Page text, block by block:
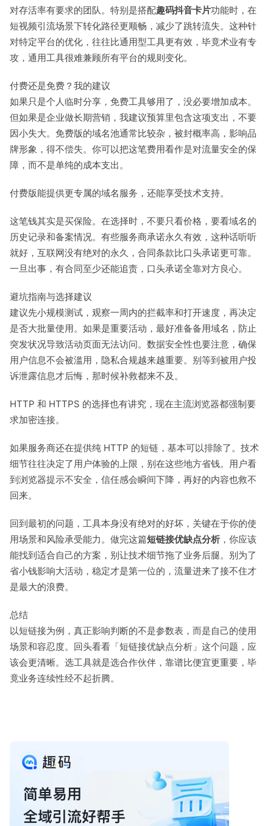
对存活率有要求的团队。特别是搭配趣码抖音卡片功能时，在
短视频引流场景下转化路径更顺畅，减少了跳转流失。这种针
对特定平台的优化，往往比通用型工具更有效，毕竟术业有专
攻，通用工具很难兼顾所有平台的规则变化。
付费还是免费？我的建议
如果只是个人临时分享，免费工具够用了，没必要增加成本。
但如果是企业做长期营销，我建议预算里包含这项支出，不要
因小失大。免费版的域名池通常比较杂，被封概率高，影响品
牌形象，得不偿失。你可以把这笔费用看作是对流量安全的保
障，而不是单纯的成本支出。
付费版能提供更专属的域名服务，还能享受技术支持。
这笔钱其实是买保险。在选择时，不要只看价格，要看域名的
历史记录和备案情况。有些服务商承诺永久有效，这种话听听
就好，互联网没有绝对的永久，合同条款比口头承诺更可靠。
一旦出事，有合同至少还能追责，口头承诺全靠对方良心。
避坑指南与选择建议
建议先小规模测试，观察一周内的拦截率和打开速度，再决定
是否大批量使用。如果是重要活动，最好准备备用域名，防止
突发状况导致活动页面无法访问。数据安全性也要注意，确保
用户信息不会被滥用，隐私合规越来越重要。别等到被用户投
诉泄露信息才后悔，那时候补救都来不及。
HTTP 和 HTTPS 的选择也有讲究，现在主流浏览器都强制要
求加密连接。
如果服务商还在提供纯 HTTP 的短链，基本可以排除了。技术
细节往往决定了用户体验的上限，别在这些地方省钱。用户看
到浏览器提示不安全，信任感会瞬间下降，再好的内容也救不
回来。
回到最初的问题，工具本身没有绝对的好坏，关键在于你的使
用场景和风险承受能力。做完这篇短链接优缺点分析 ，你应该
能找到适合自己的方案，别让技术细节拖了业务后腿。别为了
省小钱影响大活动，稳定才是第一位的，流量进来了接不住才
是最大的浪费。
总结
以短链接为例，真正影响判断的不是参数表，而是自己的使用
场景和容忍度。回头看看「短链接优缺点分析」这个问题，应
该会更清晰。选工具就是选合作伙伴，靠谱比便宜更重要，毕
竟业务连续性经不起折腾。